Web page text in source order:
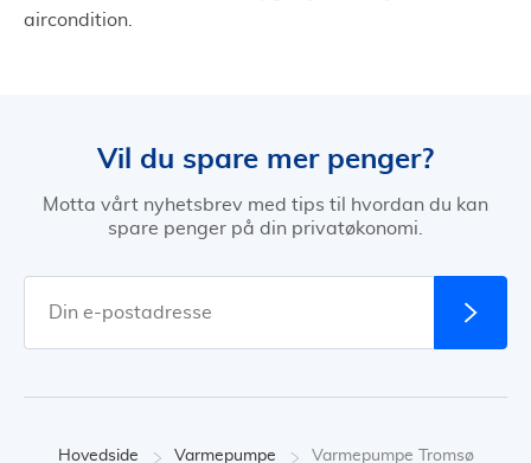
aircondition.
Vil du spare mer penger?
Motta vårt nyhetsbrev med tips til hvordan du kan
spare penger på din privatøkonomi.
Hovedside Varmepumpe Varmepumpe Tromsø